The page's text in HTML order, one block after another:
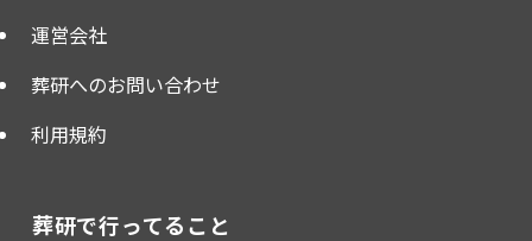
運営会社
葬研へのお問い合わせ
利用規約
葬研で行ってること